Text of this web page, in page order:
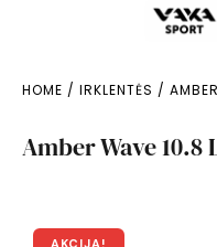
HOME / IRKLENTĖS / AMBER
Amber Wave 10.8